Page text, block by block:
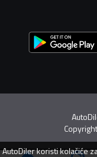
AutoDilerkoristi kolačiće